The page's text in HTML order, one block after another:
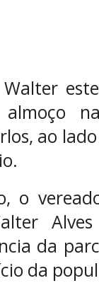
ao
o
da
da